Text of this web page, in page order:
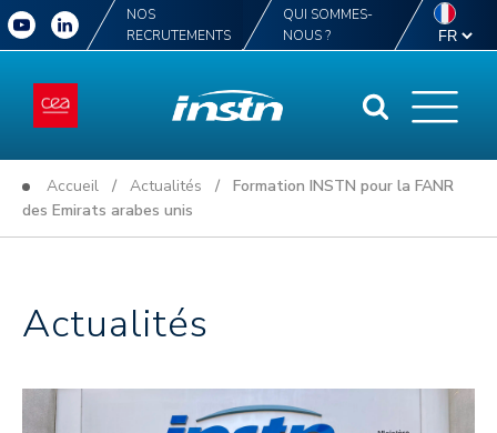
NOS
RECRUTEMENTS
QUI SOMMES-
NOUS ?
Accueil / Actualités / Formation INSTN pour la FANR
des Emirats arabes unis
Actualités